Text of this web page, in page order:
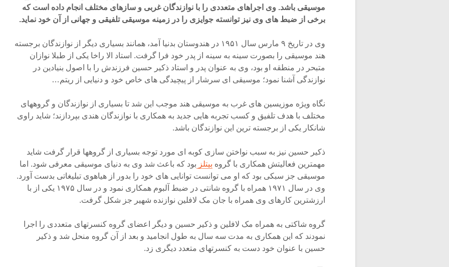
موسیقی باشد. وی اجراهای متعددی را با نوازندگان غربی و سازهای مختلف انجام داده است که
برخی از ضبط های وی نیز توانسته جوایزی را در زمینه موسیقی تلفیقی و جهانی از آن خود نماید.
وی در تاریخ ۹ مارس سال ۱۹۵۱ در هندوستان بدنیا آمد، همانند بسیاری دیگر از نوازندگان برجسته
هند موسیقی را بصورت سینه به سینه از پدر خود فرا گرفت. استاد الا راخا یکی از طبلا نوازان
متبحر در منطقه او بود، وی به عنوان پدر و استاد ذکیر حسین فرزندش را با اصول بنیادین در
نوازندگی آشنا نمود؛ موسیقی ای سرشار از پیچیدگی های خاص خود و دنیایی از ریتم…
نگاه ویژه موزیسین های غرب به موسیقی هند موجب این شد تا بسیاری از نوازندگان و گروههای
مختلف با هدف تلفیق و کسب تجربه هایی جدید به همکاری با نوازندگان هندی بپردازند؛ شاید راوی
شانکار یکی از برجسته ترین این نوازندگان باشد.
ذکیر حسین نیز به سبب نواختن سازی کوبه ای مورد توجه بسیاری از گروهها قرار گرفت شاید
مهمترین فعالیتش همکاری با گروه بیتلز بود که باعث شد وی به دنیای موسیقی معرفی شود. اما
موسیقی جز سبکی بود که او می توانست توانایی های خود را بدور از هیاهوی تبلیغاتی بدست آورد.
وی در سال ۱۹۷۱ همراه با گروه شانتی در ضبط آلبوم همکاری نمود و در سال ۱۹۷۵ یکی از با
ارزشترین کارهای وی همراه با جان مک لافلین نوازنده شهیر جز شکل گرفت.
گروه شاکتی به همراه مک لافلین و ذکیر حسین و دیگر اعضای گروه کنسرتهای متعددی را اجرا
نمودند که این همکاری به مدت سه سال به طول انجامید و بعد از آن گروه منحل شد و ذکیر
حسین با عنوان خود دست به کنسرتهای متعدد دیگری زد.